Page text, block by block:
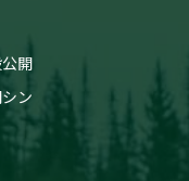
開
ン